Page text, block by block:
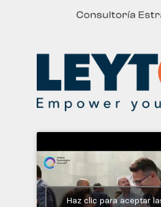
Haz clic para aceptar